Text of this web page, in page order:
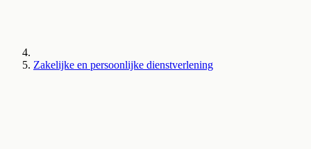
Zakelijke en persoonlijke dienstverlening